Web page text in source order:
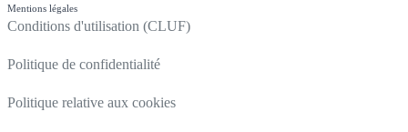
Mentions légales
Conditions d'utilisation (CLUF)
Politique de confidentialité
Politique relative aux cookies